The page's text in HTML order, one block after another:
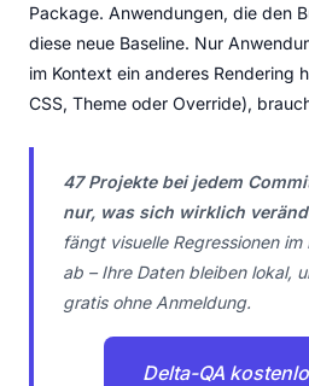
Package. Anwendungen, die den
diese neue Baseline. Nur
im Kontext ein anderes Rendering
CSS, Theme oder Override),
47 Projekte bei jedem
nur, was sich wirklich
fängt visuelle Regressionen
ab – Ihre Daten bleiben lokal,
gratis ohne Anmeldung.
Delta-QA